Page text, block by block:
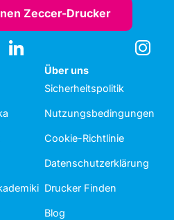
Zeccer-Drucker
Über uns
Sicherheitspolitik
Nutzungsbedingungen
Cookie-Richtlinie
Datenschutzerklärung
Drucker Finden
Blog